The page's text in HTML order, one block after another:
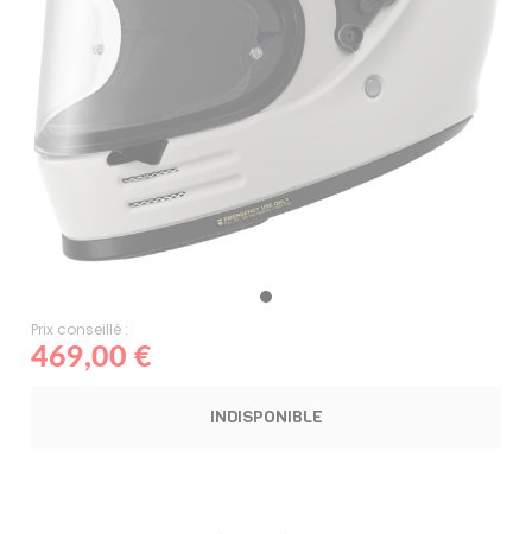
Prix conseillé :
469,00 €
INDISPONIBLE